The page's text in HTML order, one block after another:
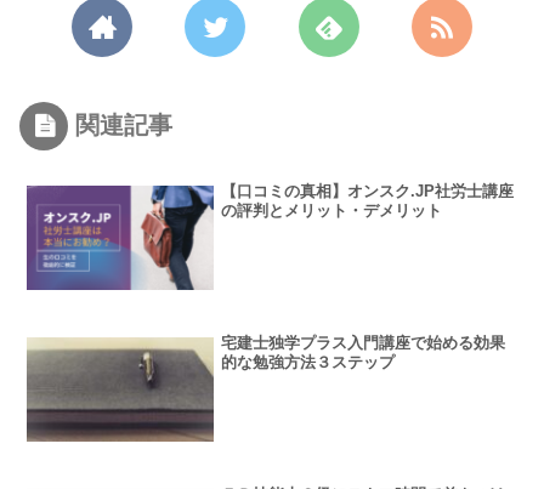
関連記事
【口コミの真相】オンスク.JP社労士講座
の評判とメリット・デメリット
宅建士独学プラス入門講座で始める効果
的な勉強方法３ステップ